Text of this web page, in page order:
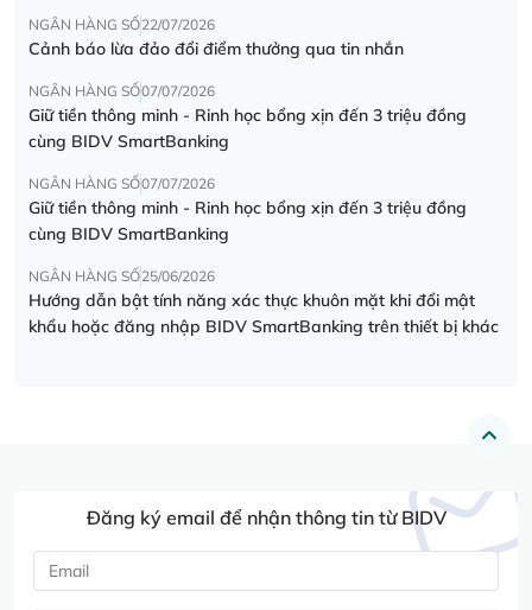
NGÂN HÀNG SỐ22/07/2026
Cảnh báo lừa đảo đổi điểm thưởng qua tin nhắn
NGÂN HÀNG SỐ07/07/2026
Giữ tiền thông minh - Rinh học bổng xịn đến 3 triệu đồng
cùng BIDV SmartBanking
NGÂN HÀNG SỐ07/07/2026
Giữ tiền thông minh - Rinh học bổng xịn đến 3 triệu đồng
cùng BIDV SmartBanking
NGÂN HÀNG SỐ25/06/2026
Hướng dẫn bật tính năng xác thực khuôn mặt khi đổi mật
khẩu hoặc đăng nhập BIDV SmartBanking trên thiết bị khác
Đăng ký email để nhận thông tin từ BIDV